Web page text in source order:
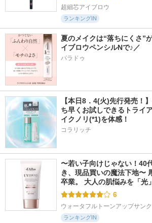
超細芯アイブロウ
ランキングIN
夏のメイクは“落ちにくさ”
イブロウペンシルNで♪／
パラドゥ
【本日8．4(火)先行発売！
ち早くお試しできるトライ
イクノリ(*1)を体感！
コラリッチ
〜若い子向けじゃない！40
き、現品買いの魔法下地〜
卒業。 大人の肌悩みを「光
6
ウォータフルトーンアップサン
ランキングIN